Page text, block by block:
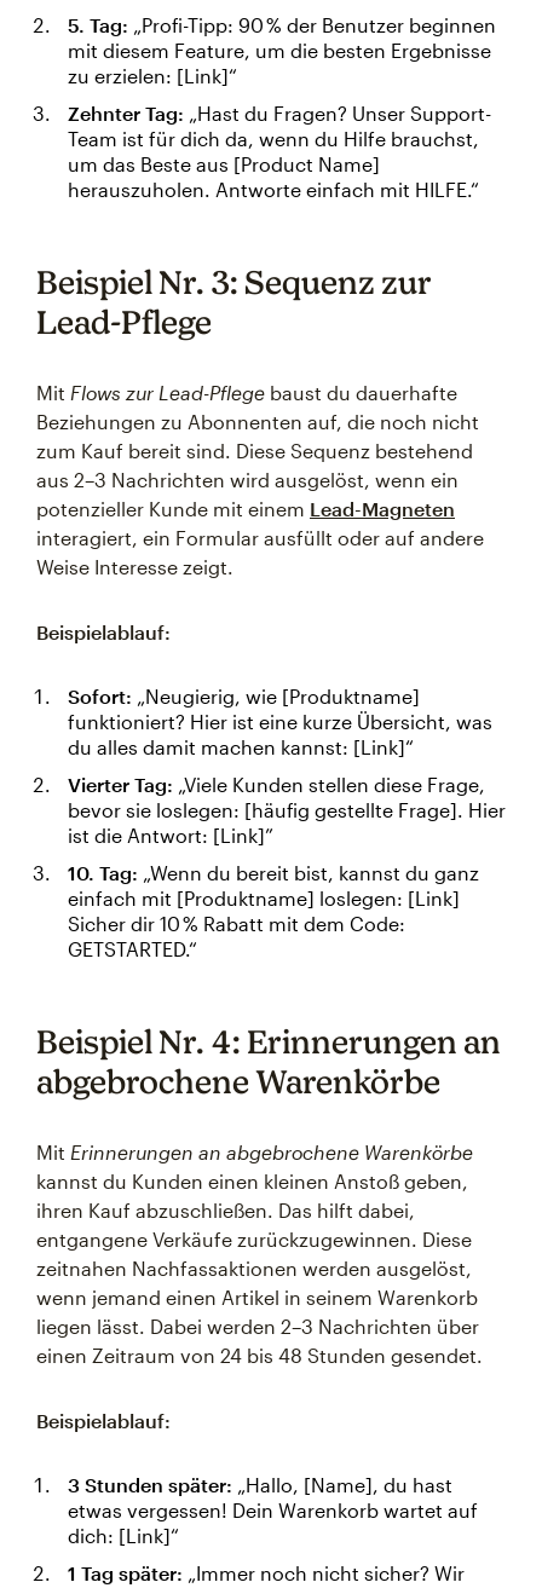
5. Tag: „Profi-Tipp: 90 % der Benutzer beginnen
mit diesem Feature, um die besten Ergebnisse
zu erzielen: [Link]“
Zehnter Tag: „Hast du Fragen? Unser Support-
Team ist für dich da, wenn du Hilfe brauchst,
um das Beste aus [Product Name]
herauszuholen. Antworte einfach mit HILFE.“
Beispiel Nr. 3: Sequenz zur
Lead-Pflege
Mit Flows zur Lead-Pflege baust du dauerhafte
Beziehungen zu Abonnenten auf, die noch nicht
zum Kauf bereit sind. Diese Sequenz bestehend
aus 2–3 Nachrichten wird ausgelöst, wenn ein
potenzieller Kunde mit einem Lead-Magneten
interagiert, ein Formular ausfüllt oder auf andere
Weise Interesse zeigt.
Beispielablauf:
Sofort: „Neugierig, wie [Produktname]
funktioniert? Hier ist eine kurze Übersicht, was
du alles damit machen kannst: [Link]“
Vierter Tag: „Viele Kunden stellen diese Frage,
bevor sie loslegen: [häufig gestellte Frage]. Hier
ist die Antwort: [Link]”
10. Tag: „Wenn du bereit bist, kannst du ganz
einfach mit [Produktname] loslegen: [Link]
Sicher dir 10 % Rabatt mit dem Code:
GETSTARTED.“
Beispiel Nr. 4: Erinnerungen an
abgebrochene Warenkörbe
Mit Erinnerungen an abgebrochene Warenkörbe
kannst du Kunden einen kleinen Anstoß geben,
ihren Kauf abzuschließen. Das hilft dabei,
entgangene Verkäufe zurückzugewinnen. Diese
zeitnahen Nachfassaktionen werden ausgelöst,
wenn jemand einen Artikel in seinem Warenkorb
liegen lässt. Dabei werden 2–3 Nachrichten über
einen Zeitraum von 24 bis 48 Stunden gesendet.
Beispielablauf:
3 Stunden später: „Hallo, [Name], du hast
etwas vergessen! Dein Warenkorb wartet auf
dich: [Link]“
1 Tag später: „Immer noch nicht sicher? Wir